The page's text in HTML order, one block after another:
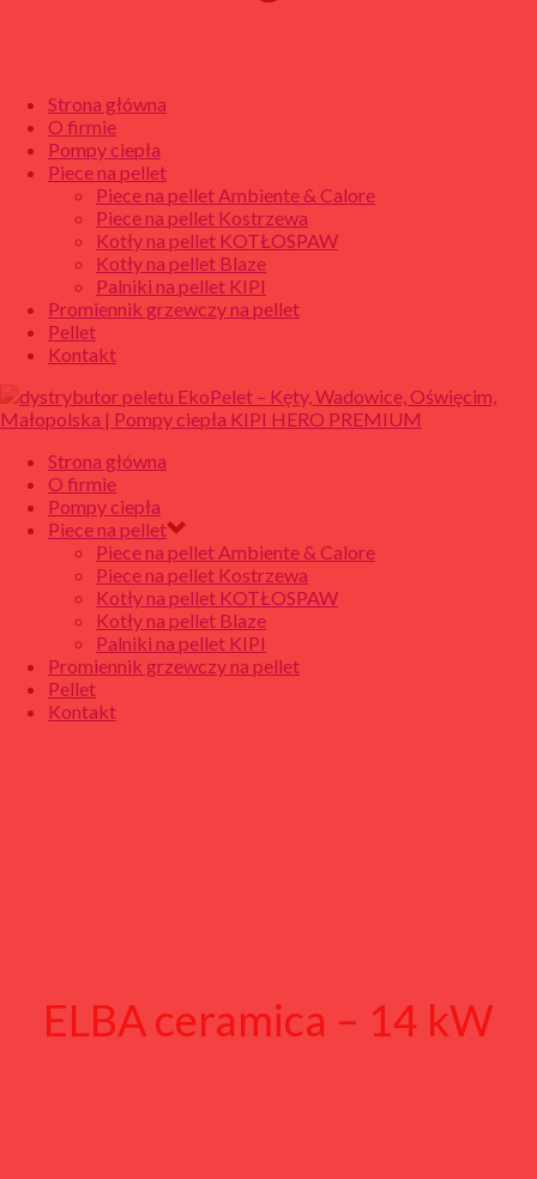
Strona główna
O firmie
Pompy ciepła
Piece na pellet
Piece na pellet Ambiente & Calore
Piece na pellet Kostrzewa
Kotły na pellet KOTŁOSPAW
Kotły na pellet Blaze
Palniki na pellet KIPI
Promiennik grzewczy na pellet
Pellet
Kontakt
Strona główna
O firmie
Pompy ciepła
Piece na pellet
Piece na pellet Ambiente & Calore
Piece na pellet Kostrzewa
Kotły na pellet KOTŁOSPAW
Kotły na pellet Blaze
Palniki na pellet KIPI
Promiennik grzewczy na pellet
Pellet
Kontakt
ELBA ceramica – 14 kW